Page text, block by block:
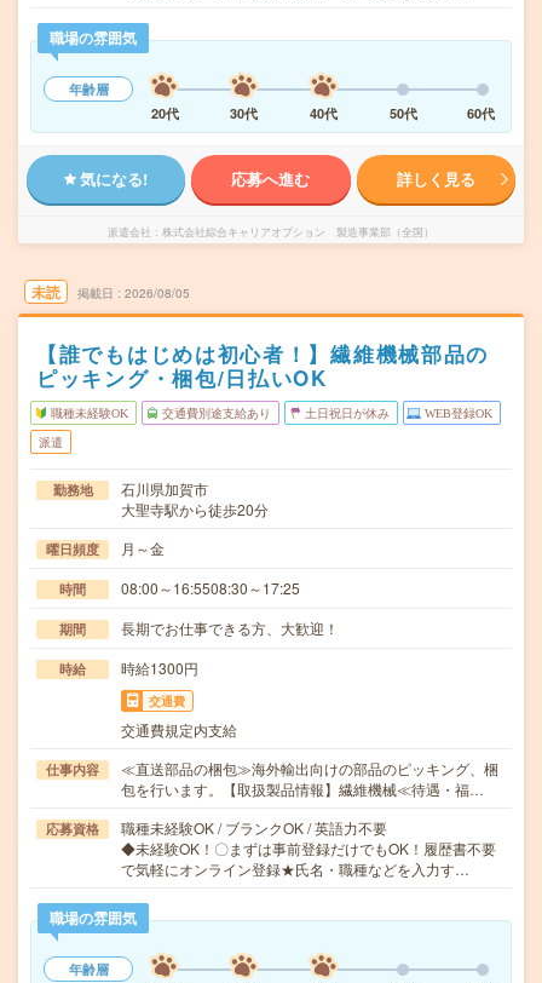
職場の雰囲気
年齢層
20代
30代 40代 50代 60代
気になる! 応募へ進む 詳しく見る
派遣会社 株式会社綜合キャリアオプション 製造事業部（全国）
未読 掲載日 2026/08/05
【誰でもはじめは初心者！】繊維機械部品の
ピッキング・梱包/日払いOK
職種未経験OK 交通費別途支給あり 土日祝日が休み WEB登録OK
派遣
勤務地
石川県加賀市
大聖寺駅から徒歩20分
曜日頻度 月～金
時間 08:00～16:5508:30～17:25
期間 長期でお仕事できる方、大歓迎！
時給 時給1300円
交通費
交通費規定内支給
仕事内容
≪直送部品の梱包≫海外輸出向けの部品のピッキング、梱
包を行います。【取扱製品情報】繊維機械≪待遇・福…
応募資格
職種未経験OK / ブランクOK / 英語力不要
◆未経験OK！〇まずは事前登録だけでもOK！履歴書不要
で気軽にオンライン登録★氏名・職種などを入力す…
職場の雰囲気
年齢層